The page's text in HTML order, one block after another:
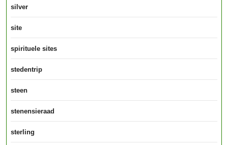
silver
site
spirituele sites
stedentrip
steen
stenensieraad
sterling